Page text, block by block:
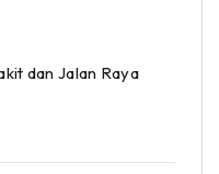
dan Jalan Raya